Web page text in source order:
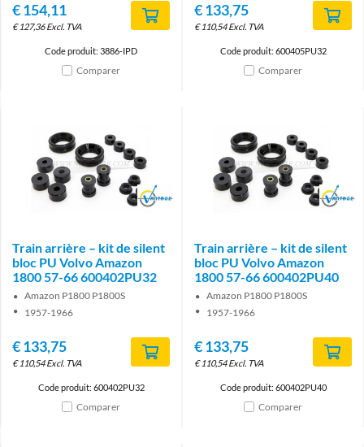
€154,11
€127,36 Excl. TVA
Code produit: 3886-IPD
Comparer
€133,75
€110,54 Excl. TVA
Code produit: 600405PU32
Comparer
Brand
Train arrière – kit de silent
bloc PU Volvo Amazon
1800 57-66 600402PU32
Amazon P1800 P1800S
1957-1966
€133,75
€110,54 Excl. TVA
Code produit: 600402PU32
Comparer
Brand
Train arrière – kit de silent
bloc PU Volvo Amazon
1800 57-66 600402PU40
Amazon P1800 P1800S
1957-1966
€133,75
€110,54 Excl. TVA
Code produit: 600402PU40
Comparer